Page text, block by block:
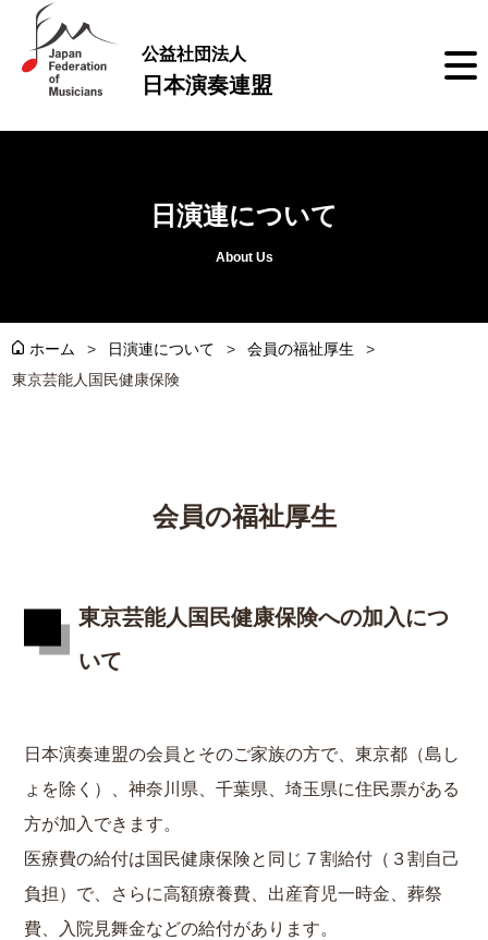
公益社団法人
日本演奏連盟
日演連について
About Us
ホーム 日演連について
会員の福祉厚生
東京芸能人国民健康保険
会員の福祉厚生
東京芸能人国民健康保険への加入につ
いて
日本演奏連盟の会員とそのご家族の方で、東京都（島し
ょを除く）、神奈川県、千葉県、埼玉県に住民票がある
方が加入できます。
医療費の給付は国民健康保険と同じ７割給付（３割自己
負担）で、さらに高額療養費、出産育児一時金、葬祭
費、入院見舞金などの給付があります。